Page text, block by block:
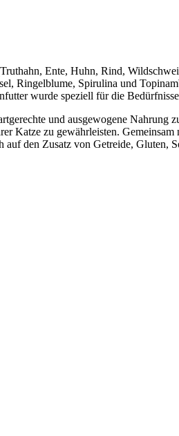
Truthahn, Ente, Huhn, Rind,
Ringelblume, Spirulina und
wurde speziell für die
und ausgewogene Nahrung
zu gewährleisten. Gemeinsam
den Zusatz von Getreide, Gluten,